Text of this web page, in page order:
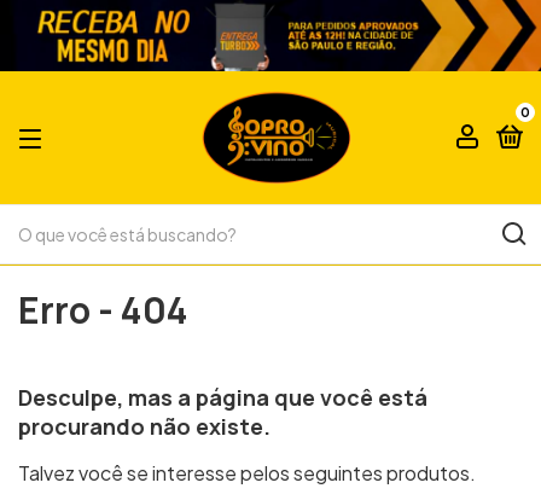
0
Erro - 404
Desculpe, mas a página que você est
procurando não existe.
Talvez você se interesse pelos seguintes produtos.